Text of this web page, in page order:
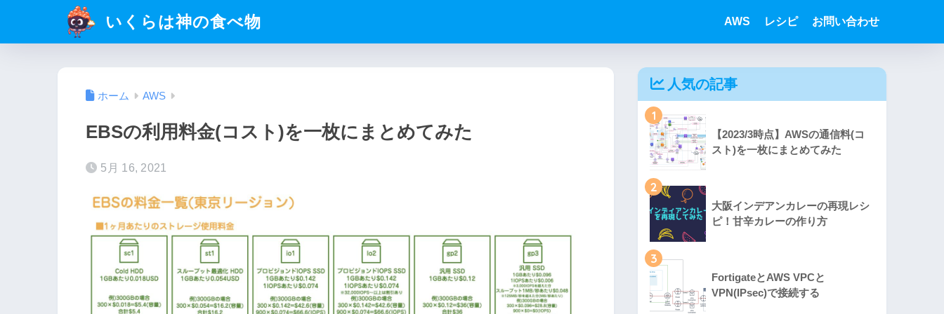
いくらは神の食べ物 AWS レシピ お問い合わせ
ホーム AWS
EBSの利用料金(コスト)を一枚にまとめてみた
5月 16, 2021
人気の記事
1
【2023/3時点】AWSの通信料(コ
スト)を一枚にまとめてみた
2
大阪インデアンカレーの再現レシ
ピ！甘辛カレーの作り方
3
FortigateとAWS VPCと
VPN(IPsec)で接続する